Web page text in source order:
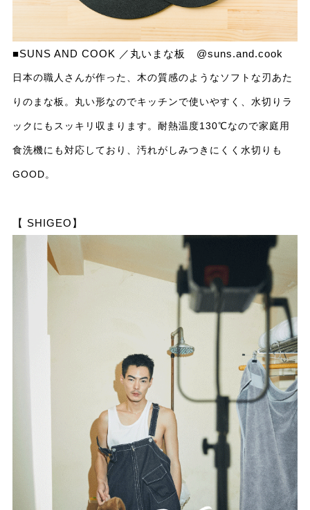
■SUNS AND COOK ／丸いまな板 @suns.and.cook
日本の職人さんが作った、木の質感のようなソフトな刃あた
りのまな板。丸い形なのでキッチンで使いやすく、水切りラ
ックにもスッキリ収まります。耐熱温度130℃なので家庭用
食洗機にも対応しており、汚れがしみつきにくく水切りも
GOOD。
【 SHIGEO】